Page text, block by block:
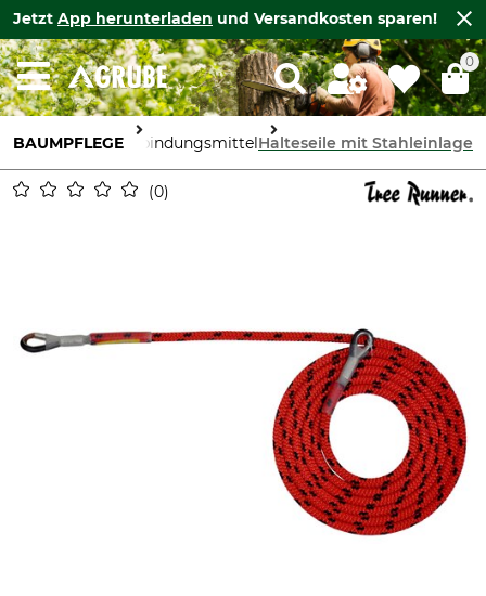
Jetzt App herunterladen und Versandkosten sparen!
0
BAUMPFLEGE
Halteseile & VerbindungsmittelHalteseile mit Stahleinlage
0